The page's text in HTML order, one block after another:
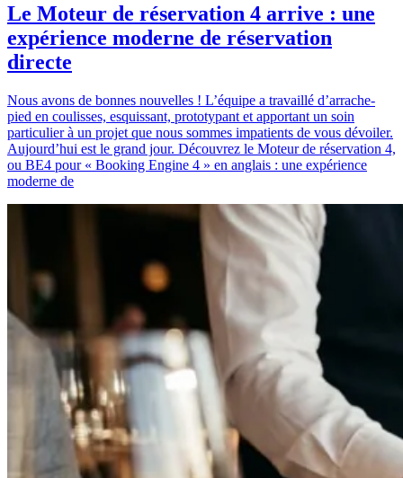
Le Moteur de réservation 4 arrive : une
expérience moderne de réservation
directe
Nous avons de bonnes nouvelles ! L’équipe a travaillé d’arrache-
pied en coulisses, esquissant, prototypant et apportant un soin
particulier à un projet que nous sommes impatients de vous dévoiler.
Aujourd’hui est le grand jour. Découvrez le Moteur de réservation 4,
ou BE4 pour « Booking Engine 4 » en anglais : une expérience
moderne de